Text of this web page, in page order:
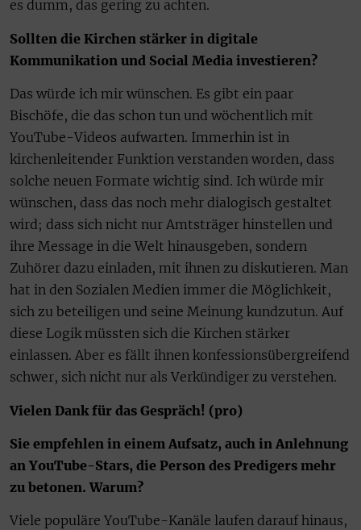
es dumm, das gering zu achten.
Sollten die Kirchen stärker in digitale
Kommunikation und Social Media investieren?
Das würde ich mir wünschen. Es gibt ein paar
Bischöfe, die das schon tun und wöchentlich mit
YouTube-Videos aufwarten. Immerhin ist in
kirchenleitender Funktion verstanden worden, dass
solche neuen Formate wichtig sind. Ich würde mir
wünschen, dass das noch mehr dialogisch gestaltet
wird; dass sich nicht nur Amtsträger hinstellen und
ihre Message in die Welt hinausgeben, sondern
Zuhörer dazu einladen, mit ihnen zu diskutieren. Man
hat in den Sozialen Medien immer die Möglichkeit,
sich zu beteiligen und seine Meinung kundzutun. Auf
diese Logik müssten sich die Kirchen stärker
einlassen. Aber es fällt ihnen konfessionsübergreifend
schwer, sich nicht nur als Verkündiger zu verstehen.
Vielen Dank für das Gespräch! (pro)
Sie empfehlen in einem Aufsatz, auch in Anlehnung
an YouTube-Stars, die Person des Predigers mehr
zu betonen. Warum?
Viele populäre YouTube-Kanäle laufen darauf hinaus,